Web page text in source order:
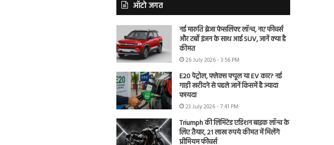
ऑटो जगत
नई मारुति ब्रेजा फेसलिफ्ट लॉन्च, नए फीचर्स
और टर्बो इंजन के साथ आई SUV, जानें क्या है
कीमत
26 July 2026 - 3:56 PM
E20 पेट्रोल, फ्लेक्स फ्यूल या EV कार? नई
गाड़ी खरीदने से पहले जानें किसमें है ज्यादा
फायदा
23 July 2026 - 7:41 PM
Triumph की लिमिटेड एडिशन बाइक लॉन्च के
लिए तैयार, 21 लाख रुपये कीमत में मिलेंगे
प्रीमियम फीचर्स